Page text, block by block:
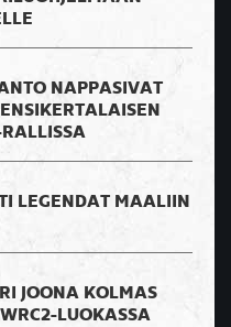
NAPPASIVAT
LEGENDAT MAALIIN
JOONA KOLMAS
LUOKASSA